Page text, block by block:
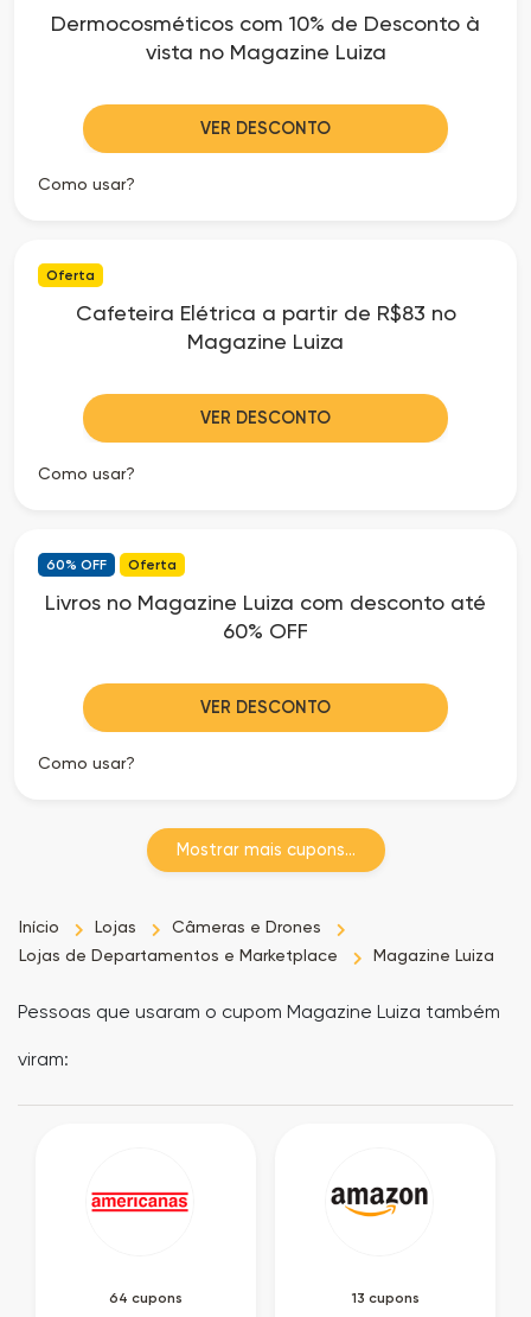
Dermocosméticos com 10% de Desconto à
vista no Magazine Luiza
VER DESCONTO
Como usar?
Oferta
Cafeteira Elétrica a partir de R$83 no
Magazine Luiza
VER DESCONTO
Como usar?
60% OFF Oferta
Livros no Magazine Luiza com desconto até
60% OFF
VER DESCONTO
Como usar?
Mostrar mais cupons...
Início Lojas
Câmeras e Drones
Lojas de Departamentos e Marketplace
Magazine Luiza
Pessoas que usaram o cupom Magazine Luiza também
viram:
64 cupons 13 cupons